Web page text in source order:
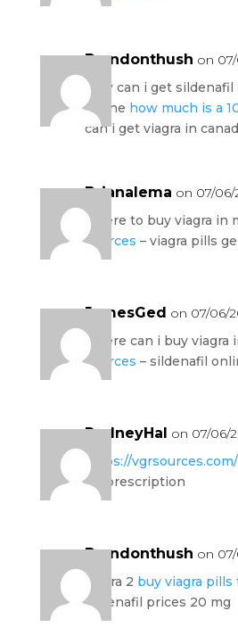
Brandonthush on
how can i get
online how much is a
can i get viagra in
Brianalema on 07/06/
where to buy viagra in
Sources – viagra pills
JamesGed on 07/06/
where can i buy viagra
Sources – sildenafil
RodneyHal on 07/06/
https://
no prescription
Brandonthush on
viagra 2 buy viagra pills
sildenafil prices 20 mg